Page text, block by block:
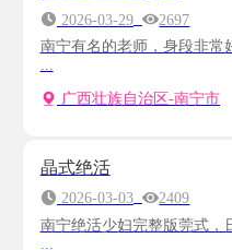
2026-03-29
2697
南宁有名的老师，身段非常
...
广西壮族自治区-南宁市
晶式绝活
2026-03-03
2409
南宁绝活少妇完整版莞式，
...